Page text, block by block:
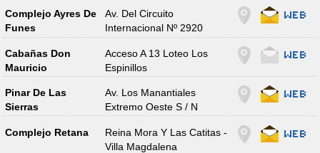
Complejo Ayres De
Funes
Av. Del Circuito
Internacional Nº 2920
Cabañas Don
Mauricio
Acceso A 13 Loteo Los
Espinillos
Pinar De Las
Sierras
Av. Los Manantiales
Extremo Oeste S / N
Complejo Retana
Reina Mora Y Las Catitas -
Villa Magdalena